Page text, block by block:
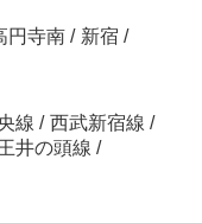
円寺南 / 新宿 /
線 / 西武新宿線 /
井の頭線 /